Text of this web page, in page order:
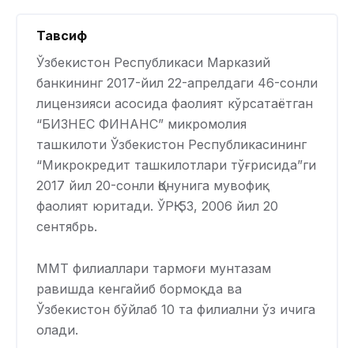
Тавсиф
Ўзбекистон Республикаси Марказий
банкининг 2017-йил 22-апрелдаги 46-сонли
лицензияси асосида фаолият кўрсатаётган
“БИЗНEС ФИНАНС” микромолия
ташкилоти Ўзбекистон Республикасининг
“Микрокредит ташкилотлари тўғрисида”ги
2017 йил 20-сонли Қонунига мувофиқ
фаолият юритади. ЎРҚ-53, 2006 йил 20
сентябрь.
ММТ филиаллари тармоғи мунтазам
равишда кенгайиб бормоқда ва
Ўзбекистон бўйлаб 10 та филиални ўз ичига
олади.